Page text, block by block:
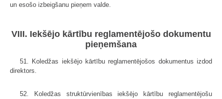
un esošo izbeigšanu pieņem valde.
VIII. Iekšējo kārtību reglamentējošo dokumentu
pieņemšana
51. Koledžas iekšējo kārtību reglamentējošos dokumentus izdod
direktors.
52. Koledžas struktūrvienības iekšējo kārtību reglamentējošu